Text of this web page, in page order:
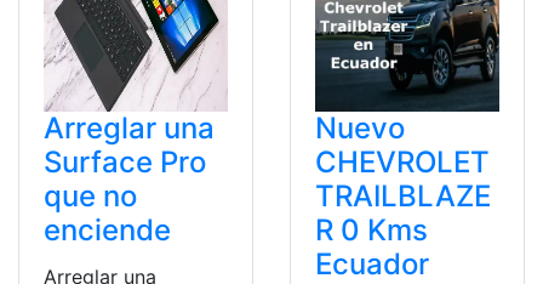
Arreglar una
Surface Pro
que no
enciende
Arreglar una
Nuevo
CHEVROLET
TRAILBLAZE
R 0 Kms
Ecuador